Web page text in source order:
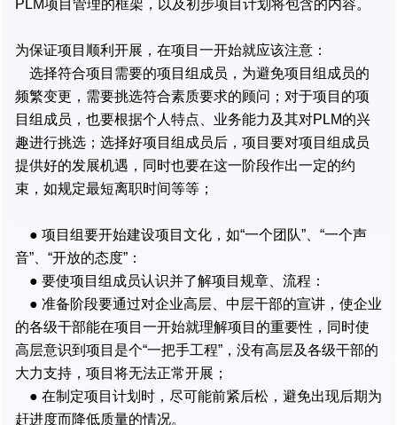
PLM项目管理的框架，以及初步项目计划将包含的内容。
为保证项目顺利开展，在项目一开始就应该注意：
选择符合项目需要的项目组成员，为避免项目组成员的
频繁变更，需要挑选符合素质要求的顾问；对于项目的项
目组成员，也要根据个人特点、业务能力及其对PLM的兴
趣进行挑选；选择好项目组成员后，项目要对项目组成员
提供好的发展机遇，同时也要在这一阶段作出一定的约
束，如规定最短离职时间等等；
● 项目组要开始建设项目文化，如“一个团队”、“一个声
音”、“开放的态度”：
● 要使项目组成员认识并了解项目规章、流程：
● 准备阶段要通过对企业高层、中层干部的宣讲，使企业
的各级干部能在项目一开始就理解项目的重要性，同时使
高层意识到项目是个“一把手工程”，没有高层及各级干部的
大力支持，项目将无法正常开展；
● 在制定项目计划时，尽可能前紧后松，避免出现后期为
赶进度而降低质量的情况。